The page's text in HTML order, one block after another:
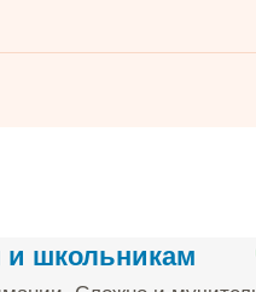
и школьникам